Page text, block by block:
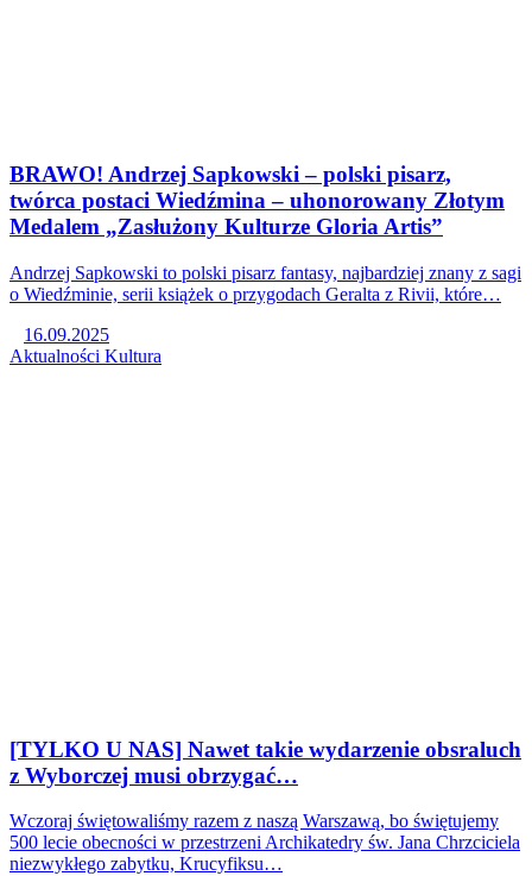
BRAWO! Andrzej Sapkowski – polski pisarz,
twórca postaci Wiedźmina – uhonorowany Złotym
Medalem „Zasłużony Kulturze Gloria Artis”
Andrzej Sapkowski to polski pisarz fantasy, najbardziej znany z sagi
o Wiedźminie, serii książek o przygodach Geralta z Rivii, które…
16.09.2025
Aktualności Kultura
[TYLKO U NAS] Nawet takie wydarzenie obsraluch
z Wyborczej musi obrzygać…
Wczoraj świętowaliśmy razem z naszą Warszawą, bo świętujemy
500 lecie obecności w przestrzeni Archikatedry św. Jana Chrzciciela
niezwykłego zabytku, Krucyfiksu…